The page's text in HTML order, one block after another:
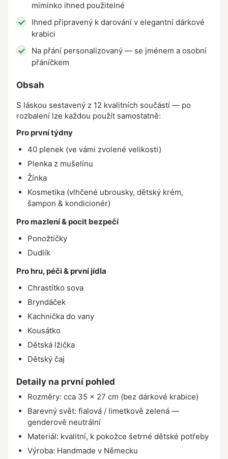
miminko ihned použitelné
Ihned připravený k darování v elegantní dárkové
krabici
Na přání personalizovaný — se jménem a osobní
přáníčkem
Obsah
S láskou sestavený z 12 kvalitních součástí — po
rozbalení lze každou použít samostatně:
Pro první týdny
40 plenek (ve vámi zvolené velikosti)
Plenka z mušelínu
Žínka
Kosmetika (vlhčené ubrousky, dětský krém,
šampon & kondicionér)
Pro mazlení & pocit bezpečí
Ponožtičky
Dudlík
Pro hru, péči & první jídla
Chrastítko sova
Bryndáček
Kachnička do vany
Kousátko
Dětská lžička
Dětský čaj
Detaily na první pohled
Rozměry: cca 35 × 27 cm (bez dárkové krabice)
Barevný svět: fialová / limetkově zelená —
genderově neutrální
Materiál: kvalitní, k pokožce šetrné dětské potřeby
Výroba: Handmade v Německu